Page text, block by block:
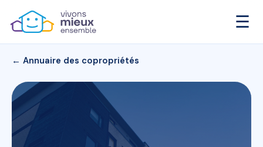
☰
← Annuaire des copropriétés